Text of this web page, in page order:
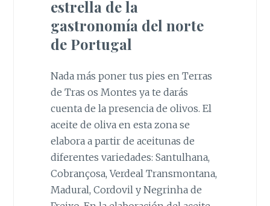
estrella de la
gastronomía del norte
de Portugal
Nada más poner tus pies en Terras
de Tras os Montes ya te darás
cuenta de la presencia de olivos. El
aceite de oliva en esta zona se
elabora a partir de aceitunas de
diferentes variedades: Santulhana,
Cobrançosa, Verdeal Transmontana,
Madural, Cordovil y Negrinha de